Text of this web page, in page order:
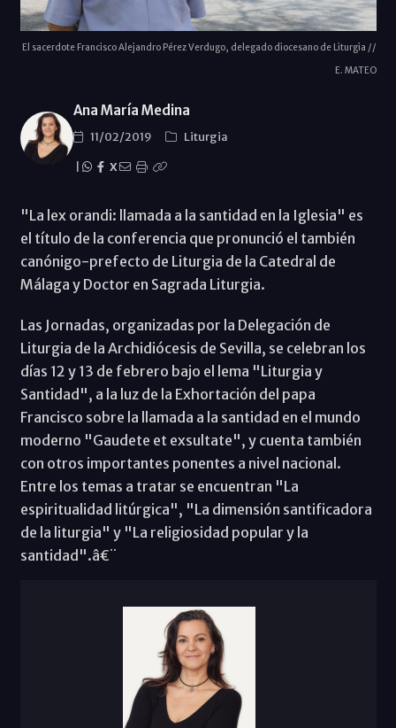
El sacerdote Francisco Alejandro Pérez Verdugo, delegado diocesano de Liturgia //
E. MATEO
Ana María Medina
11/02/2019
Liturgia
X
"La lex orandi: llamada a la santidad en la Iglesia" es
el título de la conferencia que pronunció el también
canónigo-prefecto de Liturgia de la Catedral de
Málaga y Doctor en Sagrada Liturgia.
Las Jornadas, organizadas por la Delegación de
Liturgia de la Archidiócesis de Sevilla, se celebran los
días 12 y 13 de febrero bajo el lema "Liturgia y
Santidad", a la luz de la Exhortación del papa
Francisco sobre la llamada a la santidad en el mundo
moderno "Gaudete et exsultate", y cuenta también
con otros importantes ponentes a nivel nacional.
Entre los temas a tratar se encuentran "La
espiritualidad litúrgica", "La dimensión santificadora
de la liturgia" y "La religiosidad popular y la
santidad".â€¨